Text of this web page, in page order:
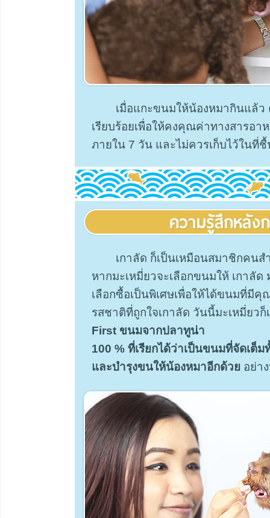
เมื่อแกะขนมให้น้องหมากินแล้
เรียบร้อยเพื่อให้คงคุณค่าทางสารอา
ภายใน 7 วัน และไม่ควรเก็บไว้ในที่
เกาลัด ก็เป็นเหมือนสมาชิกคน
หากมะเหมี่ยวจะเลือกขนมให้ เกาลั
เลือกซื้อเป็นพิเศษเพื่อให้ได้ขนมที่มี
รสชาติที่ถูกใจเกาลัด วันนี้มะเหมี่ยว
First ขนมจากปลาทูน่า
100 % ที่เรียกได้ว่าเป็นขนมที่จัดเต็
และบำรุงขนให้น้องหมาอีกด้วย อย่า